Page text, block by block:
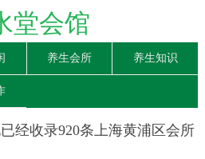
堂会馆
养生会所 养生知识
经收录920条上海黄浦区会所